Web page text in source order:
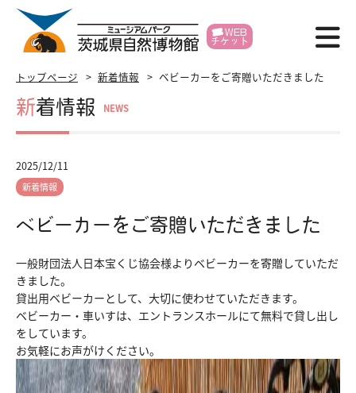
WEB
チケット
博物館紹介
学習支援
研究・標本
各種申請
収蔵資料検索
刊行物
トップページ 新着情報 ベビーカーをご寄贈いただきました
新着情報 NEWS
2025/12/11
新着情報
ベビーカーをご寄贈いただきました
一般財団法人日本宝くじ協会様よりベビーカーを寄贈していただ
きました。
貸出用ベビーカーとして、大切に使わせていただきます。
ベビーカー・車いすは、エントランスホールにて無料で貸し出し
をしています。
お気軽にお声がけください。